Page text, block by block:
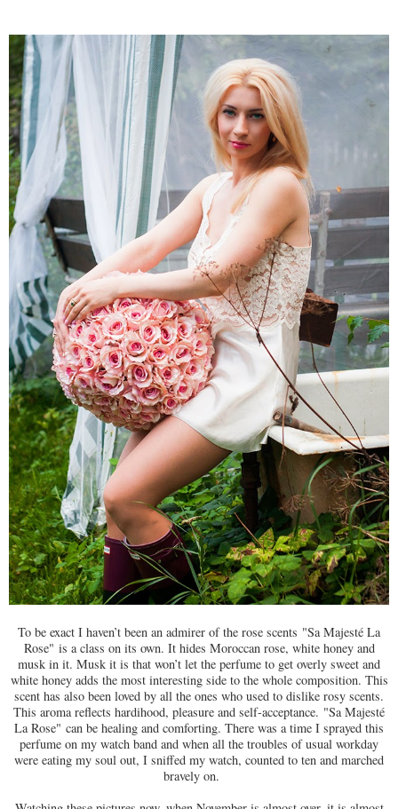
To be exact I haven’t been an admirer of the rose scents "Sa Majesté La
Rose" is a class on its own. It hides Moroccan rose, white honey and
musk in it. Musk it is that won’t let the perfume to get overly sweet and
white honey adds the most interesting side to the whole composition. This
scent has also been loved by all the ones who used to dislike rosy scents.
This aroma reflects hardihood, pleasure and self-acceptance. "Sa Majesté
La Rose" can be healing and comforting. There was a time I sprayed this
perfume on my watch band and when all the troubles of usual workday
were eating my soul out, I sniffed my watch, counted to ten and marched
bravely on.